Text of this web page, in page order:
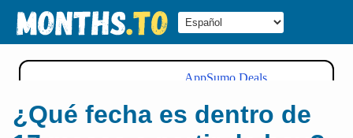
¿Qué fecha es dentro de